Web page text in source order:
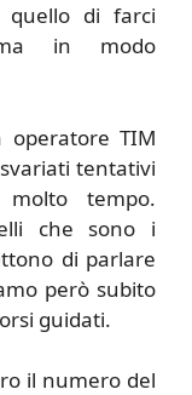
quello di farci
in modo
TIM
tentativi
tempo.
che sono i
di parlare
però subito
guidati.
il numero del